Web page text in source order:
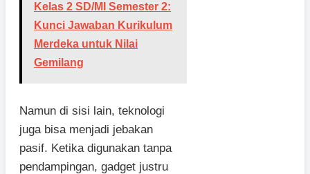
Kelas 2 SD/MI Semester 2:
Kunci Jawaban Kurikulum
Merdeka untuk Nilai
Gemilang
Namun di sisi lain, teknologi
juga bisa menjadi jebakan
pasif. Ketika digunakan tanpa
pendampingan, gadget justru